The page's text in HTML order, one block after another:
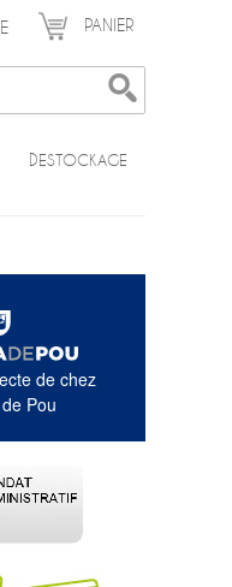
PANIER
DESTOCKAGE
de chez
Pou